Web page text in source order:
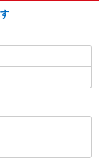
務地をお選び下さ
ち着いた雰囲気
い有/週払い有/交
駅